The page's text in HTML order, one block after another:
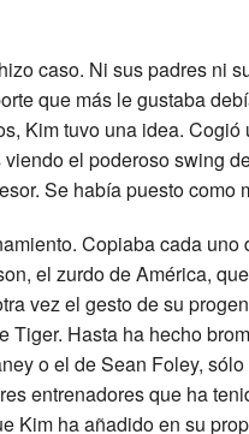
caso. Ni sus padres ni
que más le gustaba
Kim tuvo una idea. Cogió
el poderoso swing
Se había puesto como
Copiaba cada uno
el zurdo de América,
vez el gesto de su
Hasta ha hecho
o el de Sean Foley,
entrenadores que ha
Kim ha añadido en su